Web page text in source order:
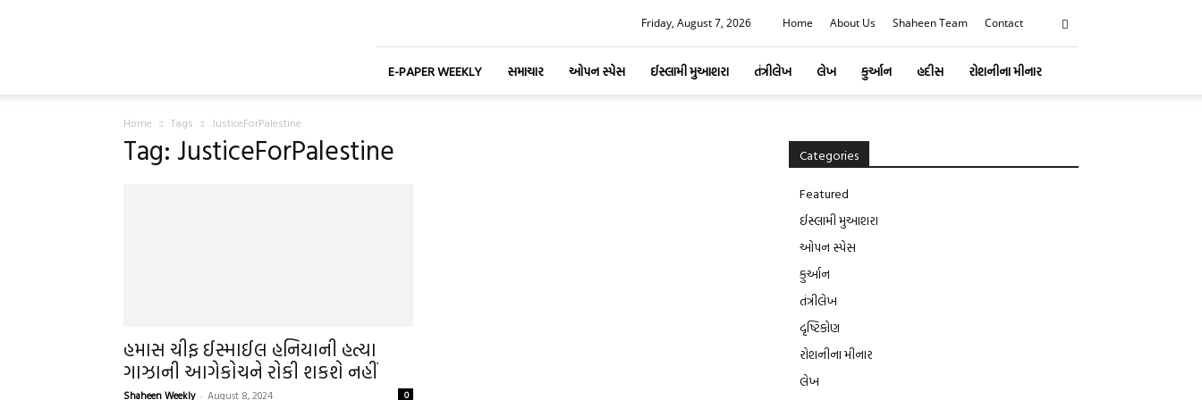
Friday, August 7, 2026 Home About Us Shaheen Team Contact
E-PAPER WEEKLY સમાચાર ઓપન સ્પેસ ઈસ્લામી મુઆશરા તંત્રીલેખ લેખ કુર્આન હદીસ રોશનીના મીનાર
Home Tags JusticeForPalestine
Tag: JusticeForPalestine
હમાસ ચીફ ઈસ્માઈલ હનિયાની હત્યા
ગાઝાની આગેકોચને રોકી શકશે નહીં
Shaheen Weekly - August 8, 2024 0
Categories
Featured
ઈસ્લામી મુઆશરા
ઓપન સ્પેસ
કુર્આન
તંત્રીલેખ
દૃષ્ટિકોણ
રોશનીના મીનાર
લેખ